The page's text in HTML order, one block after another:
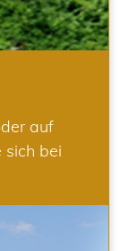
auf
sich bei